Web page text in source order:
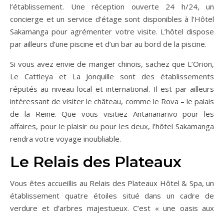
l’établissement. Une réception ouverte 24 h/24, un
concierge et un service d’étage sont disponibles à l’Hôtel
Sakamanga pour agrémenter votre visite. L’hôtel dispose
par ailleurs d’une piscine et d’un bar au bord de la piscine.
Si vous avez envie de manger chinois, sachez que L’Orion,
Le Cattleya et La Jonquille sont des établissements
réputés au niveau local et international. Il est par ailleurs
intéressant de visiter le château, comme le Rova – le palais
de la Reine. Que vous visitiez Antananarivo pour les
affaires, pour le plaisir ou pour les deux, l’hôtel Sakamanga
rendra votre voyage inoubliable.
Le Relais des Plateaux
Vous êtes accueillis au Relais des Plateaux Hôtel & Spa, un
établissement quatre étoiles situé dans un cadre de
verdure et d’arbres majestueux. C’est « une oasis aux